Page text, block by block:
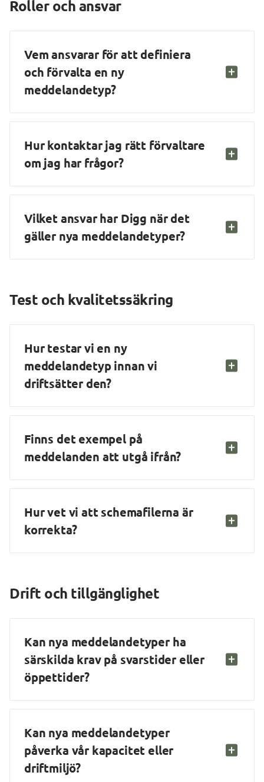
Roller och ansvar
Vem ansvarar för att definiera
och förvalta en ny
meddelandetyp?
Hur kontaktar jag rätt förvaltare
om jag har frågor?
Vilket ansvar har Digg när det
gäller nya meddelandetyper?
Test och kvalitetssäkring
Hur testar vi en ny
meddelandetyp innan vi
driftsätter den?
Finns det exempel på
meddelanden att utgå ifrån?
Hur vet vi att schemafilerna är
korrekta?
Drift och tillgänglighet
Kan nya meddelandetyper ha
särskilda krav på svarstider eller
öppettider?
Kan nya meddelandetyper
påverka vår kapacitet eller
driftmiljö?